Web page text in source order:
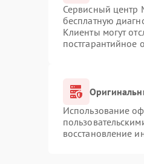
Сервисный центр
бесплатную
Клиенты могут
постгарантийное
Использование
восстановление